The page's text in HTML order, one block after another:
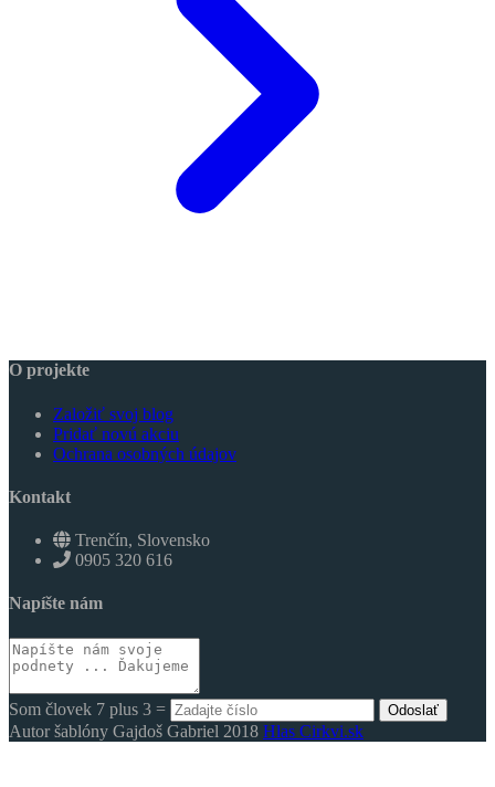
O projekte
Založiť svoj blog
Pridať novú akciu
Ochrana osobných údajov
Kontakt
Trenčín, Slovensko
0905 320 616
Napíšte nám
Som človek 7 plus 3 = Odoslať
Autor šablóny Gajdoš Gabriel 2018 Hlas Cirkvi.sk